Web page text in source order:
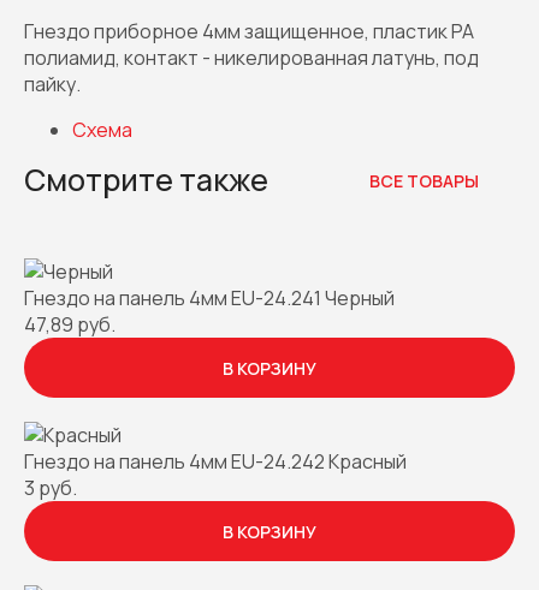
Гнездо приборное 4мм защищенное, пластик PA
полиамид, контакт - никелированная латунь, под
пайку.
Схема
Смотрите также ВСЕ ТОВАРЫ
Гнездо на панель 4мм EU-24.241 Черный
47,89 руб.
В КОРЗИНУ
Гнездо на панель 4мм EU-24.242 Красный
3 руб.
В КОРЗИНУ